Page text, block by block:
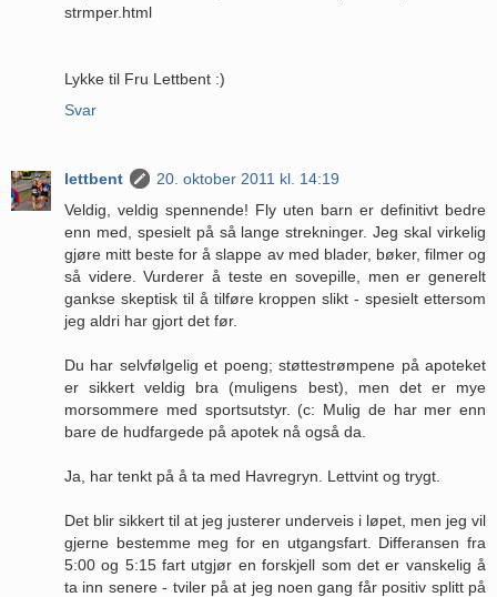
strmper.html
Lykke til Fru Lettbent :)
Svar
lettbent
20. oktober 2011 kl. 14:19
Veldig, veldig spennende! Fly uten barn er definitivt bedre
enn med, spesielt på så lange strekninger. Jeg skal virkelig
gjøre mitt beste for å slappe av med blader, bøker, filmer og
så videre. Vurderer å teste en sovepille, men er generelt
gankse skeptisk til å tilføre kroppen slikt - spesielt ettersom
jeg aldri har gjort det før.
Du har selvfølgelig et poeng; støttestrømpene på apoteket
er sikkert veldig bra (muligens best), men det er mye
morsommere med sportsutstyr. (c: Mulig de har mer enn
bare de hudfargede på apotek nå også da.
Ja, har tenkt på å ta med Havregryn. Lettvint og trygt.
Det blir sikkert til at jeg justerer underveis i løpet, men jeg vil
gjerne bestemme meg for en utgangsfart. Differansen fra
5:00 og 5:15 fart utgjør en forskjell som det er vanskelig å
ta inn senere - tviler på at jeg noen gang får positiv splitt på